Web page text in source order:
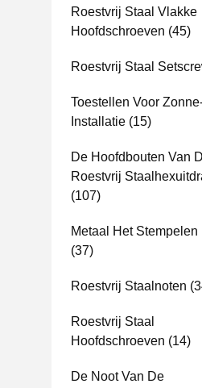
Roestvrij Staal Vlakke
Hoofdschroeven (45)
Roestvrij Staal
Toestellen Voor
Installatie (15)
De Hoofdbouten Van
Roestvrij
(107)
Metaal Het Stempelen
(37)
Roestvrij Staalnoten
Roestvrij Staal
Hoofdschroeven (14)
De Noot Van De